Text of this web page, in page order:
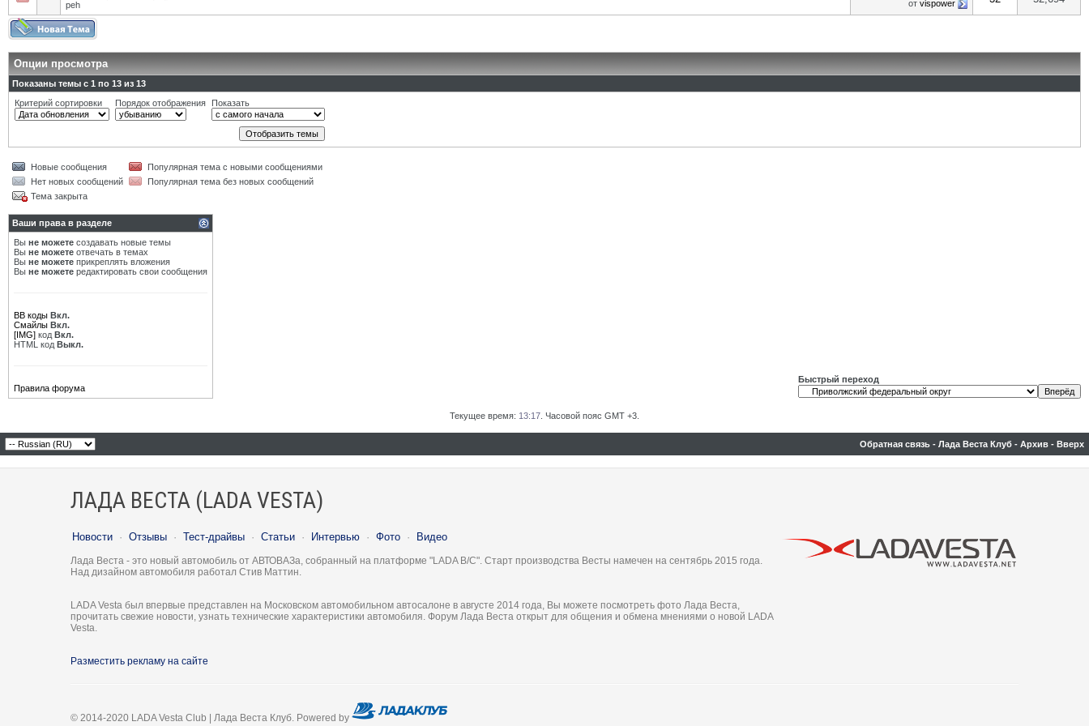
peh
от vispower
Опции просмотра
Показаны темы с 1 по 13 из 13
Критерий сортировки
Порядок отображения Показать
Новые сообщения
Популярная тема с новыми сообщениями
Нет новых сообщений
Популярная тема без новых сообщений
Тема закрыта
Ваши права в разделе
Вы не можете создавать новые темы
Вы не можете отвечать в темах
Вы не можете прикреплять вложения
Вы не можете редактировать свои сообщения
BB коды Вкл.
Смайлы Вкл.
[IMG] код Вкл.
HTML код Выкл.
Правила форума
Быстрый переход
Текущее время: 13:17 . Часовой пояс GMT +3.
Обратная связь - Лада Веста Клуб - Архив - Вверх
ЛАДА ВЕСТА (LADA VESTA)
Новости · Отзывы · Тест-драйвы · Статьи · Интервью · Фото · Видео
Лада Веста - это новый автомобиль от АВТОВАЗа, собранный на платформе "LADA B/C". Старт производства Весты намечен на сентябрь 2015 года.
Над дизайном автомобиля работал Стив Маттин.
LADA Vesta был впервые представлен на Московском автомобильном автосалоне в августе 2014 года, Вы можете посмотреть фото Лада Веста,
прочитать свежие новости, узнать технические характеристики автомобиля. Форум Лада Веста открыт для общения и обмена мнениями о новой LADA
Vesta.
Разместить рекламу на сайте
© 2014-2020 LADA Vesta Club | Лада Веста Клуб. Powered by